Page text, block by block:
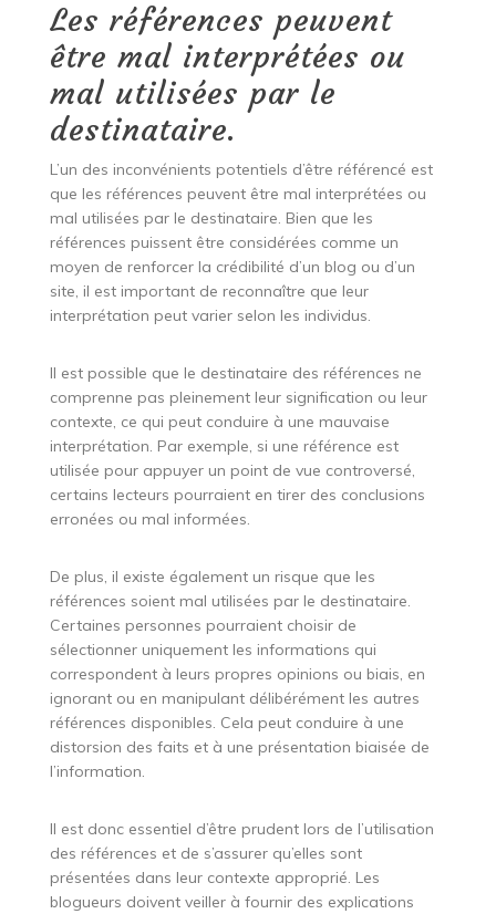
Les références peuvent
être mal interprétées ou
mal utilisées par le
destinataire.
L’un des inconvénients potentiels d’être référencé est
que les références peuvent être mal interprétées ou
mal utilisées par le destinataire. Bien que les
références puissent être considérées comme un
moyen de renforcer la crédibilité d’un blog ou d’un
site, il est important de reconnaître que leur
interprétation peut varier selon les individus.
Il est possible que le destinataire des références ne
comprenne pas pleinement leur signification ou leur
contexte, ce qui peut conduire à une mauvaise
interprétation. Par exemple, si une référence est
utilisée pour appuyer un point de vue controversé,
certains lecteurs pourraient en tirer des conclusions
erronées ou mal informées.
De plus, il existe également un risque que les
références soient mal utilisées par le destinataire.
Certaines personnes pourraient choisir de
sélectionner uniquement les informations qui
correspondent à leurs propres opinions ou biais, en
ignorant ou en manipulant délibérément les autres
références disponibles. Cela peut conduire à une
distorsion des faits et à une présentation biaisée de
l’information.
Il est donc essentiel d’être prudent lors de l’utilisation
des références et de s’assurer qu’elles sont
présentées dans leur contexte approprié. Les
blogueurs doivent veiller à fournir des explications